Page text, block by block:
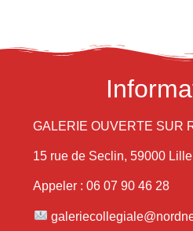
GALERIE OUVERTE SUR
15 rue de Seclin, 59000
Appeler : 06 07 90 46 28